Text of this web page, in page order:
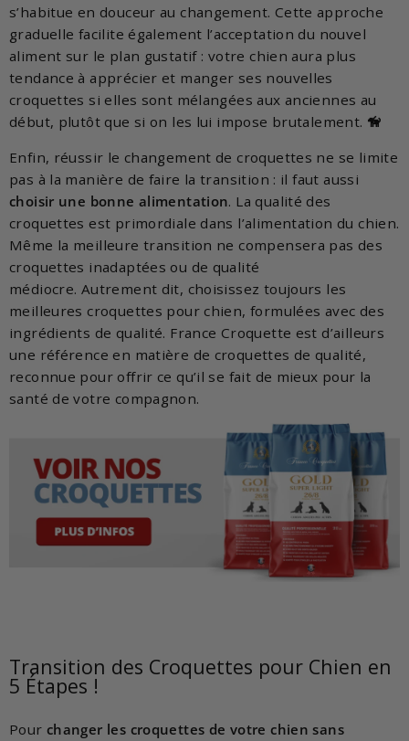
s’habitue en douceur au changement. Cette approche
graduelle facilite également l’acceptation du nouvel
aliment sur le plan gustatif : votre chien aura plus
tendance à apprécier et manger ses nouvelles
croquettes si elles sont mélangées aux anciennes au
début, plutôt que si on les lui impose brutalement. 🦮
Enfin, réussir le changement de croquettes ne se limite
pas à la manière de faire la transition : il faut aussi
choisir une bonne alimentation. La qualité des
croquettes est primordiale dans l’alimentation du chien.
Même la meilleure transition ne compensera pas des
croquettes inadaptées ou de qualité
médiocre. Autrement dit, choisissez toujours les
meilleures croquettes pour chien, formulées avec des
ingrédients de qualité. France Croquette est d’ailleurs
une référence en matière de croquettes de qualité,
reconnue pour offrir ce qu’il se fait de mieux pour la
santé de votre compagnon.
Transition des Croquettes pour Chien en
5 Étapes !
Pour changer les croquettes de votre chien sans